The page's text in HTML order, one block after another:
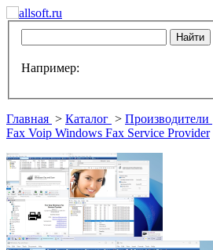
Например:
Главная > Каталог > Производители
Fax Voip Windows Fax Service Provider